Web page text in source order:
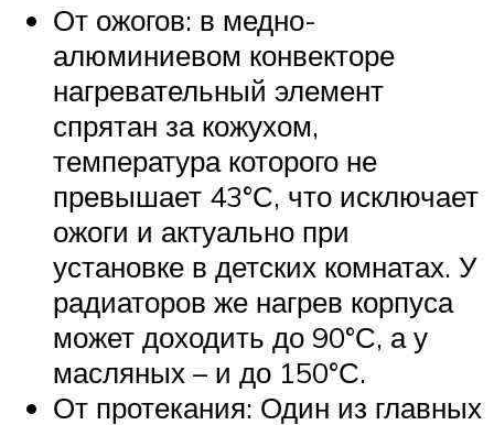
От ожогов: в медно-
алюминиевом конвекторе
нагревательный элемент
спрятан за кожухом,
температура которого не
превышает 43°С, что исключает
ожоги и актуально при
установке в детских комнатах. У
радиаторов же нагрев корпуса
может доходить до 90°С, а у
масляных – и до 150°С.
От протекания: Один из главных